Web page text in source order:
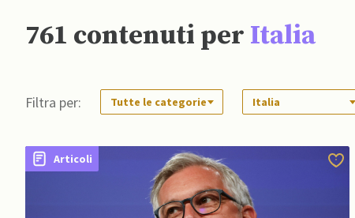
Montenegro Irlanda del Nord Norvegia Polonia
761 contenuti per Italia
Filtra per: Tutte le categorie Italia
Articoli